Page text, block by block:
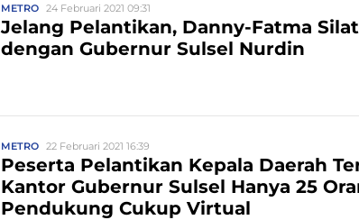
METRO 24 Februari 2021 09:31
Jelang Pelantikan, Danny-Fatma
dengan Gubernur Sulsel Nurdin
METRO 22 Februari 2021 16:39
Peserta Pelantikan Kepala Daerah
Kantor Gubernur Sulsel Hanya 25
Pendukung Cukup Virtual